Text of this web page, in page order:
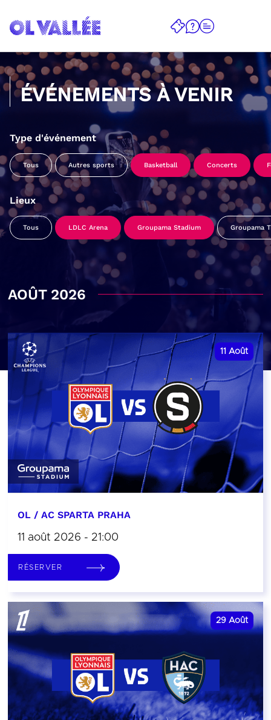
ÉVÉNEMENTS À VENIR
Type d'événement
Tous Autres sports Basketball Concerts
Lieux
Tous LDLC Arena Groupama Stadium Groupama
AOÛT 2026
11 Août
OL / AC SPARTA PRAHA
11 août 2026 - 21:00
RÉSERVER
29 Août